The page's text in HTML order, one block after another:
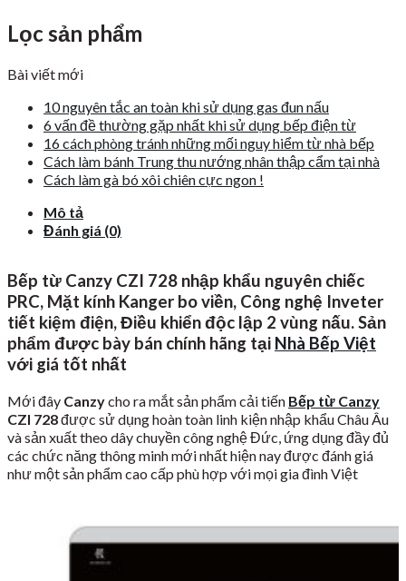
Lọc sản phẩm
Bài viết mới
10 nguyên tắc an toàn khi sử dụng gas đun nấu
6 vấn đề thường gặp nhất khi sử dụng bếp điện từ
16 cách phòng tránh những mối nguy hiểm từ nhà bếp
Cách làm bánh Trung thu nướng nhân thập cẩm tại nhà
Cách làm gà bó xôi chiên cực ngon !
Mô tả
Đánh giá (0)
Bếp từ Canzy CZI 728 nhập khẩu nguyên chiếc
PRC, Mặt kính Kanger bo viền, Công nghệ Inveter
tiết kiệm điện, Điều khiển độc lập 2 vùng nấu. Sản
phẩm được bày bán chính hãng tại Nhà Bếp Việt
với giá tốt nhất
Mới đây Canzycho ra mắt sản phẩm cải tiến Bếp từ Canzy
CZI 728được sử dụng hoàn toàn linh kiện nhập khẩu Châu Âu
và sản xuất theo dây chuyền công nghệ Đức, ứng dụng đầy đủ
các chức năng thông minh mới nhất hiện nay được đánh giá
như một sản phẩm cao cấp phù hợp với mọi gia đình Việt